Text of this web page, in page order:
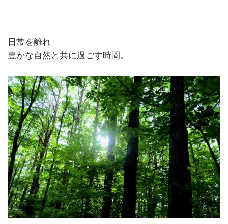
日常を離れ
豊かな自然と共に過ごす時間。